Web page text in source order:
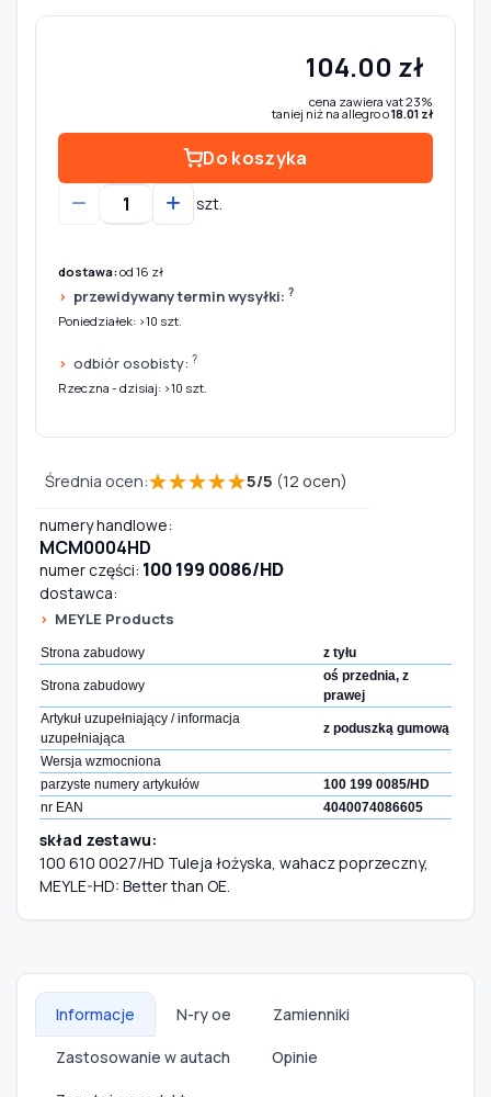
104.00 zł
cena zawiera vat 23%
taniej niż na allegro o18.01 zł
Do koszyka
szt.
dostawa:od 16 zł
przewidywany termin wysyłki: ?
Poniedziałek: >10 szt.
odbiór osobisty: ?
Rzeczna - dzisiaj: >10 szt.
Średnia ocen:★★★★★5/5 (12 ocen)
numery handlowe:
MCM0004HD
numer części: 100 199 0086/HD
dostawca:
MEYLE Products
Strona zabudowy z tyłu
Strona zabudowy
oś przednia, z
prawej
Artykuł uzupełniający / informacja
uzupełniająca
z poduszką gumową
Wersja wzmocniona
parzyste numery artykułów
100 199 0085/HD
nr EAN
4040074086605
skład zestawu:
100 610 0027/HD Tuleja łożyska, wahacz poprzeczny,
MEYLE-HD: Better than OE.
Informacje N-ry oe Zamienniki
Zastosowanie w autach Opinie